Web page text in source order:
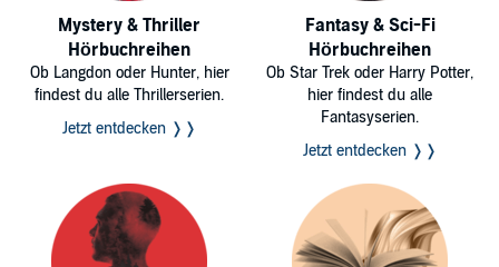
Mystery & Thriller
Hörbuchreihen
Ob Langdon oder Hunter, hier
findest du alle Thrillerserien.
Jetzt entdecken ❭❭
Fantasy & Sci-Fi
Hörbuchreihen
Ob Star Trek oder Harry Potter,
hier findest du alle
Fantasyserien.
Jetzt entdecken ❭❭